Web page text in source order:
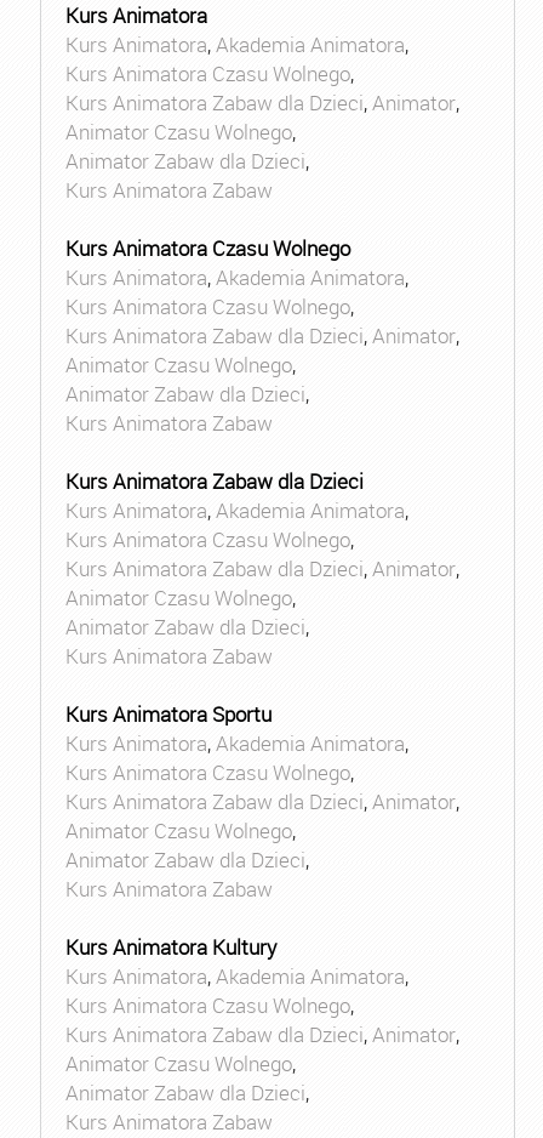
Kurs Animatora
Kurs Animatora,Akademia Animatora,
Kurs Animatora Czasu Wolnego,
Kurs Animatora Zabaw dla Dzieci,Animator,
Animator Czasu Wolnego,
Animator Zabaw dla Dzieci,
Kurs Animatora Zabaw
Kurs Animatora Czasu Wolnego
Kurs Animatora,Akademia Animatora,
Kurs Animatora Czasu Wolnego,
Kurs Animatora Zabaw dla Dzieci,Animator,
Animator Czasu Wolnego,
Animator Zabaw dla Dzieci,
Kurs Animatora Zabaw
Kurs Animatora Zabaw dla Dzieci
Kurs Animatora,Akademia Animatora,
Kurs Animatora Czasu Wolnego,
Kurs Animatora Zabaw dla Dzieci,Animator,
Animator Czasu Wolnego,
Animator Zabaw dla Dzieci,
Kurs Animatora Zabaw
Kurs Animatora Sportu
Kurs Animatora,Akademia Animatora,
Kurs Animatora Czasu Wolnego,
Kurs Animatora Zabaw dla Dzieci,Animator,
Animator Czasu Wolnego,
Animator Zabaw dla Dzieci,
Kurs Animatora Zabaw
Kurs Animatora Kultury
Kurs Animatora,Akademia Animatora,
Kurs Animatora Czasu Wolnego,
Kurs Animatora Zabaw dla Dzieci,Animator,
Animator Czasu Wolnego,
Animator Zabaw dla Dzieci,
Kurs Animatora Zabaw